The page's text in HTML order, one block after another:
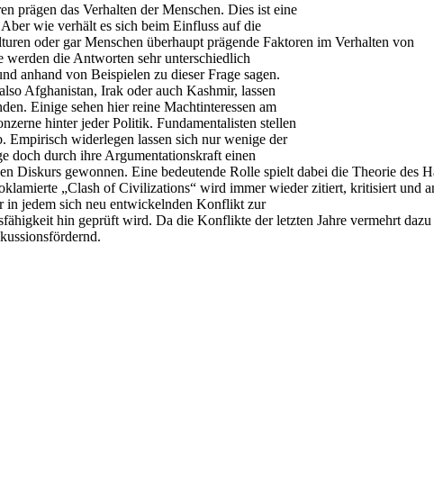
prägen das Verhalten der Menschen. Dies ist eine
wie verhält es sich beim Einfluss auf die
oder gar Menschen überhaupt prägende Faktoren im Verhalten von
werden die Antworten sehr unterschiedlich
anhand von Beispielen zu dieser Frage sagen.
Afghanistan, Irak oder auch Kashmir, lassen
Einige sehen hier reine Machtinteressen am
hinter jeder Politik. Fundamentalisten stellen
Empirisch widerlegen lassen sich nur wenige der
doch durch ihre Argumentationskraft einen
Diskurs gewonnen. Eine bedeutende Rolle spielt dabei die Theorie
„Clash of Civilizations“ wird immer wieder zitiert, kritisiert und
in jedem sich neu entwickelnden Konflikt zur
hin geprüft wird. Da die Konflikte der letzten Jahre vermehrt